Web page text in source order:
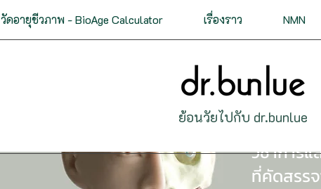
วัดอายุชีวภาพ - BioAge Calculator เรื่องราว NMN
ย้อนวัยไปกับ dr.bunlue
รวมเคล็
วิชาการ
ที่คัดสรร